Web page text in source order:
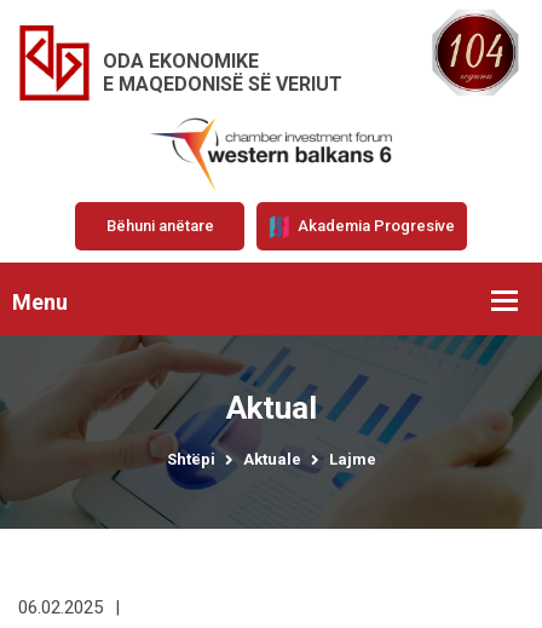
ODA EKONOMIKE
E MAQEDONISË SË VERIUT
Bëhuni anëtare Akademia Progresive
Menu
Aktual
Shtëpi Aktuale Lajme
06.02.2025 |